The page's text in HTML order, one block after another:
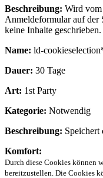
Beschreibung: Wird vom
Anmeldeformular auf der
keine Inhalte geschrieben.
Name: ld-
Dauer: 30 Tage
Art: 1st Party
Kategorie: Notwendig
Beschreibung:
Komfort:
Durch diese Cookies können
bereitzustellen. Die Cookies